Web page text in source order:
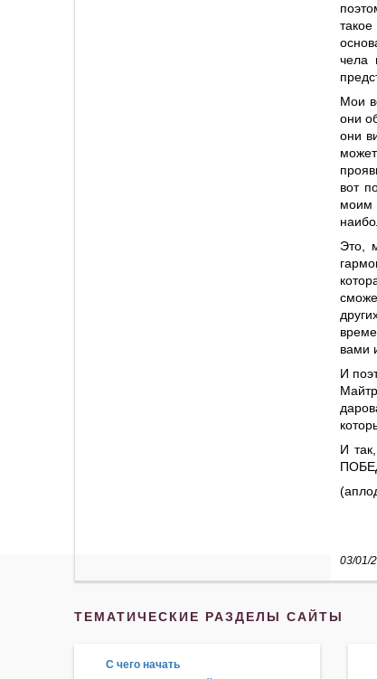
чела
Мои
они
они
вот
моим
Это,
вами
И
И
03/01/
ТЕМАТИЧЕСКИЕ РАЗДЕЛЫ САЙТЫ
С чего начать